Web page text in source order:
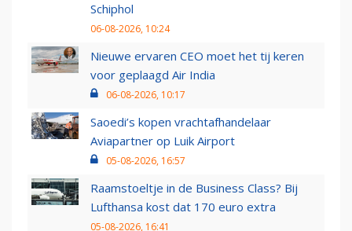
Schiphol
06-08-2026, 10:24
Nieuwe ervaren CEO moet het tij keren
voor geplaagd Air India
06-08-2026, 10:17
Saoedi’s kopen vrachtafhandelaar
Aviapartner op Luik Airport
05-08-2026, 16:57
Raamstoeltje in de Business Class? Bij
Lufthansa kost dat 170 euro extra
05-08-2026, 16:41